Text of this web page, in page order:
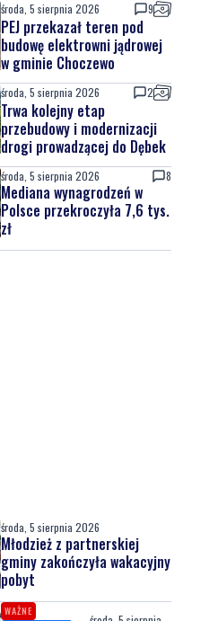
środa, 5 sierpnia 2026 9
PEJ przekazał teren pod
budowę elektrowni jądrowej
w gminie Choczewo
środa, 5 sierpnia 2026 2
Trwa kolejny etap
przebudowy i modernizacji
drogi prowadzącej do Dębek
środa, 5 sierpnia 2026 8
Mediana wynagrodzeń w
Polsce przekroczyła 7,6 tys.
zł
środa, 5 sierpnia 2026
Młodzież z partnerskiej
gminy zakończyła wakacyjny
pobyt
WAŻNE